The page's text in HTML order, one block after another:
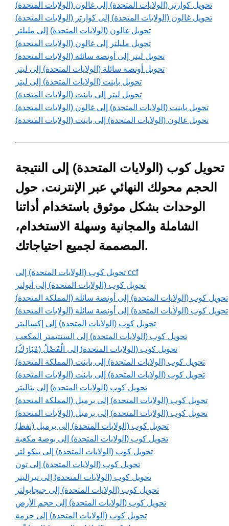
تحويل كوارتر (الولايات المتحدة) إلى غالون (الولايات المتحدة)
تحويل غالون (الولايات المتحدة) إلى كوارتر (الولايات المتحدة)
تحويل غالون (الولايات المتحدة) إلى مليلتر
تحويل مليلتر إلى غالون (الولايات المتحدة)
تحويل ليتر إلى أونصة سائلة (الولايات المتحدة)
تحويل أونصة سائلة (الولايات المتحدة) إلى ليتر
تحويل باينت (الولايات المتحدة) إلى ليتر
تحويل ليتر إلى باينت (الولايات المتحدة)
تحويل باينت (الولايات المتحدة) إلى غالون (الولايات المتحدة)
تحويل غالون (الولايات المتحدة) إلى باينت (الولايات المتحدة)
تحويل كوب (الولايات المتحدة) إلى النتيجة
الحجم محولك النهائي عبر الإنترنت. حول
الوحدات بشكل موثوق باستخدام أداتنا
الشاملة والمجانية وسهلة الاستخدام،
المصممة لجميع احتياجاتك.
تحويل كوب (الولايات المتحدة) إلى ccf
تحويل كوب (الولايات المتحدة) إلى أتولتر
تحويل كوب (الولايات المتحدة) إلى أونصة سائلة (المملكة المتحدة)
تحويل كوب (الولايات المتحدة) إلى أونصة سائلة (الولايات المتحدة)
تحويل كوب (الولايات المتحدة) إلى إكساليتر
تحويل كوب (الولايات المتحدة) إلى السنتيمتر المكعب
تحويل كوب (الولايات المتحدة) إلى الْفَضْلُ (مُبَارَكٌ)
تحويل كوب (الولايات المتحدة) إلى باينت (المملكة المتحدة)
تحويل كوب (الولايات المتحدة) إلى باينت (الولايات المتحدة)
تحويل كوب (الولايات المتحدة) إلى بتاليتر
تحويل كوب (الولايات المتحدة) إلى برميل (المملكة المتحدة)
تحويل كوب (الولايات المتحدة) إلى برميل (الولايات المتحدة)
تحويل كوب (الولايات المتحدة) إلى برميل (نفط)
تحويل كوب (الولايات المتحدة) إلى بوصة مكعبة
تحويل كوب (الولايات المتحدة) إلى بيكو لتر
تحويل كوب (الولايات المتحدة) إلى تون
تحويل كوب (الولايات المتحدة) إلى تيراليتر
تحويل كوب (الولايات المتحدة) إلى جيجابولتر
تحويل كوب (الولايات المتحدة) إلى حجم الأرض
تحويل كوب (الولايات المتحدة) إلى حزمة